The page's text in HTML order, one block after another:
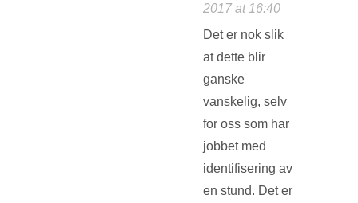
2017 at 16:40
Det er nok slik
at dette blir
ganske
vanskelig, selv
for oss som har
jobbet med
identifisering av
en stund. Det er